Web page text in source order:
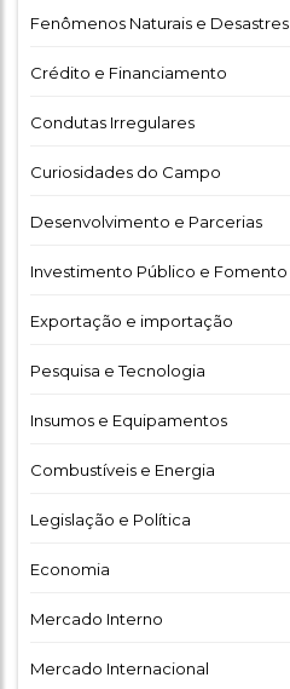
Fenômenos Naturais e Desastres
Crédito e Financiamento
Condutas Irregulares
Curiosidades do Campo
Desenvolvimento e Parcerias
Investimento Público e Fomento
Exportação e importação
Pesquisa e Tecnologia
Insumos e Equipamentos
Combustíveis e Energia
Legislação e Política
Economia
Mercado Interno
Mercado Internacional